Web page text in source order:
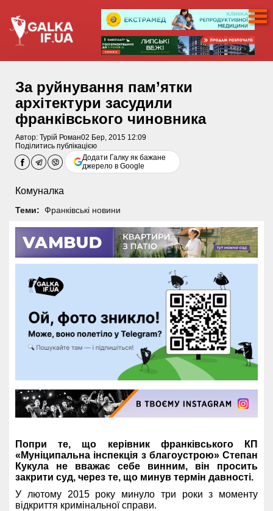
За руйнування пам’ятки
архітектури засудили
франківського чиновника
Автор: Турій Роман02 Бер, 2015 12:09
Поділитись публікацією
Додати Галку як бажане
джерело в Google
Комуналка
Теми: Франківські новини
Попри те, що керівник франківського КП
«Муніципальна інспекція з благоустрою» Степан
Кукула не вважає себе винним, він просить
закрити суд, через те, що минув термін давності.
У лютому 2015 року минуло три роки з моменту
відкриття кримінальної справи.